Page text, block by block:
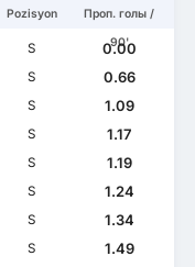
Pozisyon
Проп. голы /
90'
S
0.00
S
0.66
S
1.09
S
1.17
S
1.19
S
1.24
S
1.34
S
1.49